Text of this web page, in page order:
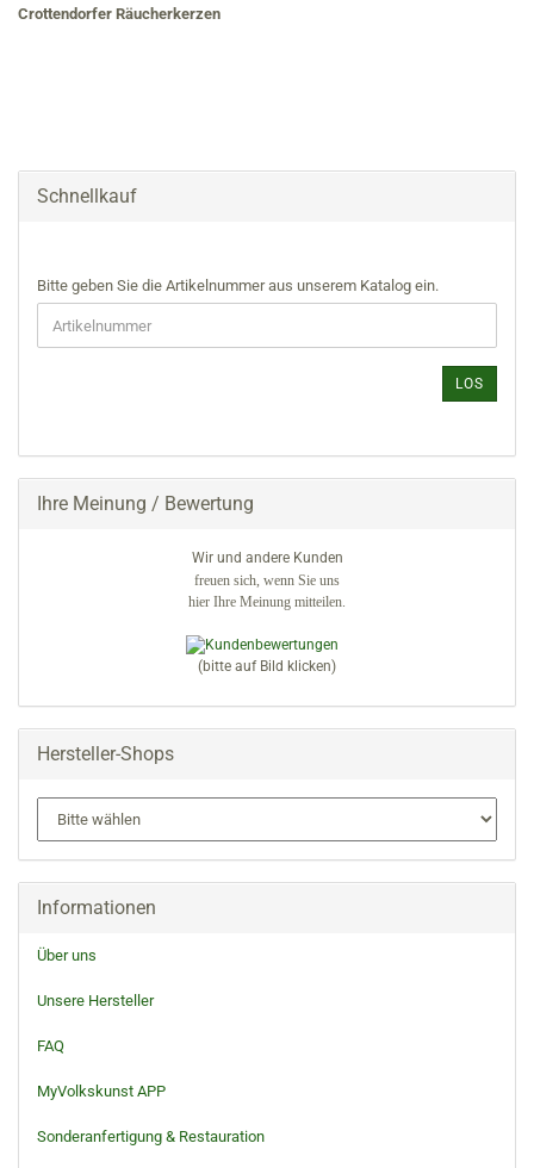
Crottendorfer Räucherkerzen
Schnellkauf
BITTE
GEBEN
SIE
DIE
EIN.
Bitte geben Sie die Artikelnummer aus unserem Katalog ein.
LOS
Ihre Meinung / Bewertung
Wir und andere Kunden
freuen sich, wenn Sie uns
hier Ihre Meinung mitteilen.
(bitte auf Bild klicken)
Hersteller-Shops
Informationen
Über uns
Unsere Hersteller
FAQ
MyVolkskunst APP
Sonderanfertigung & Restauration